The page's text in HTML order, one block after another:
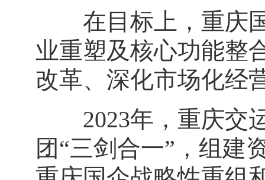
在目标上，重庆国
业重塑及核心功能整
改革、深化市场化经
2023年，重庆交运
团“三剑合一”，组建